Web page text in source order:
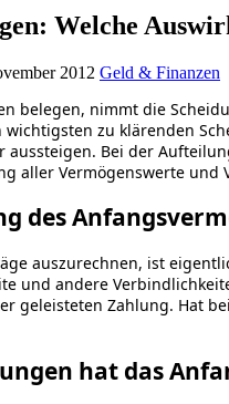
Welche
2012 Geld & Finanzen
belegen, nimmt die
wichtigsten zu klärenden
aussteigen. Bei der
aller Vermögenswerte
des
auszurechnen, ist
und andere
geleisteten Zahlung. Hat
hat das